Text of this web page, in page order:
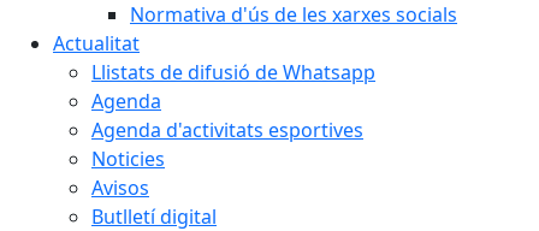
Normativa d'ús de les xarxes socials
Actualitat
Llistats de difusió de Whatsapp
Agenda
Agenda d'activitats esportives
Noticies
Avisos
Butlletí digital